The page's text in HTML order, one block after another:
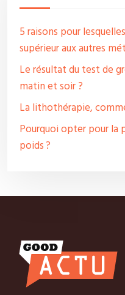
5 raisons pour
supérieur aux autres
Le résultat du test de
matin et soir ?
La lithothérapie,
Pourquoi opter pour la
poids ?